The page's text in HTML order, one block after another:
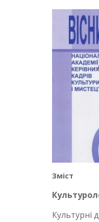
Зміст
Культурні